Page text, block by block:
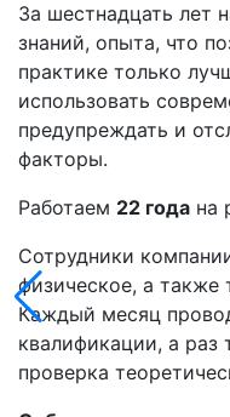
За шестнадцать лет
знаний, опыта, что
практике только
использовать
предупреждать и
факторы.
Работаем 22 года на
Сотрудники
физическое, а также
Каждый месяц
квалификации, а раз
проверка